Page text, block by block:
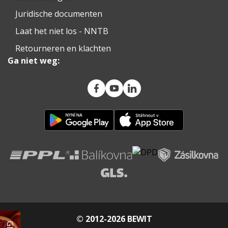
Juridische documenten
Laat het niet los - NNTB
Retourneren en klachten
Ga niet weg:
© 2012-2026 BEWIT